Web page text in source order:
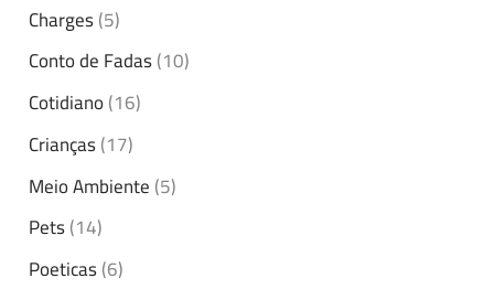
Charges(5)
Conto de Fadas(10)
Cotidiano(16)
Crianças(17)
Meio Ambiente(5)
Pets(14)
Poeticas(6)